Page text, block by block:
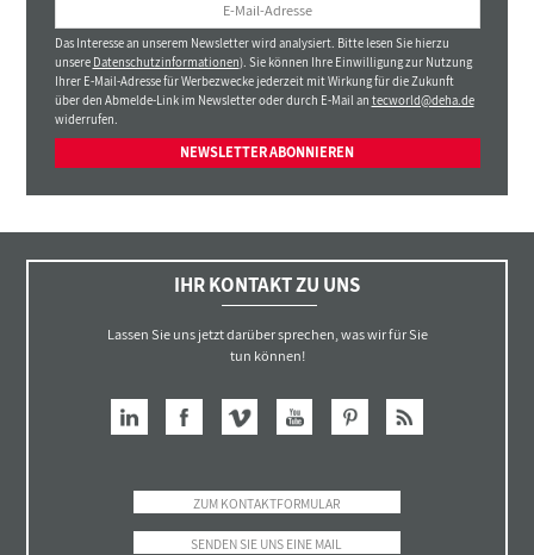
Das Interesse an unserem Newsletter wird analysiert. Bitte lesen Sie hierzu
unsere Datenschutzinformationen). Sie können Ihre Einwilligung zur Nutzung
Ihrer E-Mail-Adresse für Werbezwecke jederzeit mit Wirkung für die Zukunft
über den Abmelde-Link im Newsletter oder durch E-Mail an tecworld@deha.de
widerrufen.
NEWSLETTER ABONNIEREN
IHR KONTAKT ZU UNS
Lassen Sie uns jetzt darüber sprechen, was wir für Sie
tun können!
ZUM KONTAKTFORMULAR
SENDEN SIE UNS EINE MAIL